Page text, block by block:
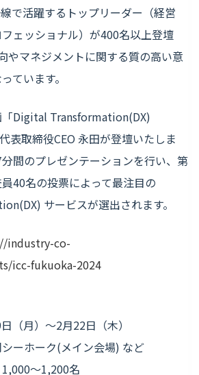
で活躍するトップリーダー（経営
ェッショナル）が400名以上登壇
やマネジメントに関する質の高い意
ています。
Digital Transformation(DX)
表取締役CEO 永田が登壇いたしま
間のプレゼンテーションを行い、第
40名の投票によって最注目の
サービスが選出されます。
industry-co-
icc-fukuoka-2024
（月）〜2月22日（木）
ーホーク(メイン会場) など
1,000〜1,200名